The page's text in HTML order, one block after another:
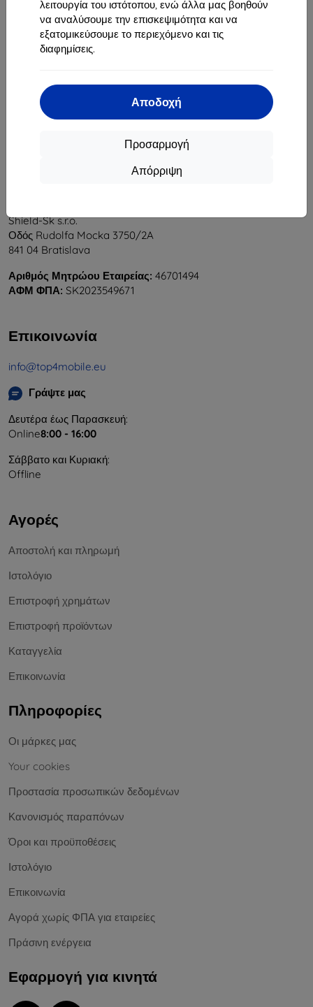
λειτουργία του ιστότοπου, ενώ άλλα μας βοηθούν
να αναλύσουμε την επισκεψιμότητα και να
εξατομικεύσουμε το περιεχόμενο και τις
διαφημίσεις.
Αποδοχή
Προσαρμογή
Απόρριψη
1
Shield-Sk s.r.o.
Οδός Rudolfa Mocka 3750/2A
841 04 Bratislava
Αριθμός Μητρώου Εταιρείας: 46701494
ΑΦΜ ΦΠΑ: SK2023549671
Επικοινωνία
info@top4mobile.eu
Γράψτε μας
Δευτέρα έως Παρασκευή:
Online8:00 - 16:00
Σάββατο και Κυριακή:
Offline
Αγορές
Αποστολή και πληρωμή
Ιστολόγιο
Επιστροφή χρημάτων
Επιστροφή προϊόντων
Καταγγελία
Επικοινωνία
Πληροφορίες
Οι μάρκες μας
Your cookies
Προστασία προσωπικών δεδομένων
Κανονισμός παραπόνων
Όροι και προϋποθέσεις
Ιστολόγιο
Επικοινωνία
Αγορά χωρίς ΦΠΑ για εταιρείες
Πράσινη ενέργεια
Εφαρμογή για κινητά